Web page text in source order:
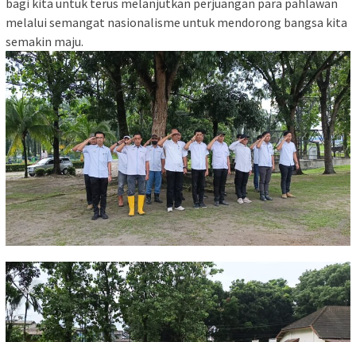
bagi kita untuk terus melanjutkan perjuangan para pahlawan
melalui semangat nasionalisme untuk mendorong bangsa kita
semakin maju.